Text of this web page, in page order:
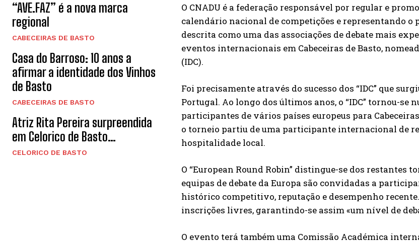
SUBSCREVER
Li e aceito a vossaPolitica de Privacidade.
“AVE.FAZ” é a nova marca
regional
CABECEIRAS DE BASTO
Casa do Barroso: 10 anos a
afirmar a identidade dos Vinhos
de Basto
CABECEIRAS DE BASTO
Atriz Rita Pereira surpreendida
em Celorico de Basto…
CELORICO DE BASTO
O CNADU é a federação responsável por regular e
calendário nacional de competições e representando o
descrita como uma das associações de debate mais
eventos internacionais em Cabeceiras de Basto,
(IDC).
Foi precisamente através do sucesso dos “IDC” que
Portugal. Ao longo dos últimos anos, o “IDC” tornou-
participantes de vários países europeus para
o torneio partiu de uma participante internacional de
hospitalidade local.
O “European Round Robin” distingue-se dos restantes
equipas de debate da Europa são convidadas a
histórico competitivo, reputação e desempenho
inscrições livres, garantindo-se assim «um nível de
O evento terá também uma Comissão Académica